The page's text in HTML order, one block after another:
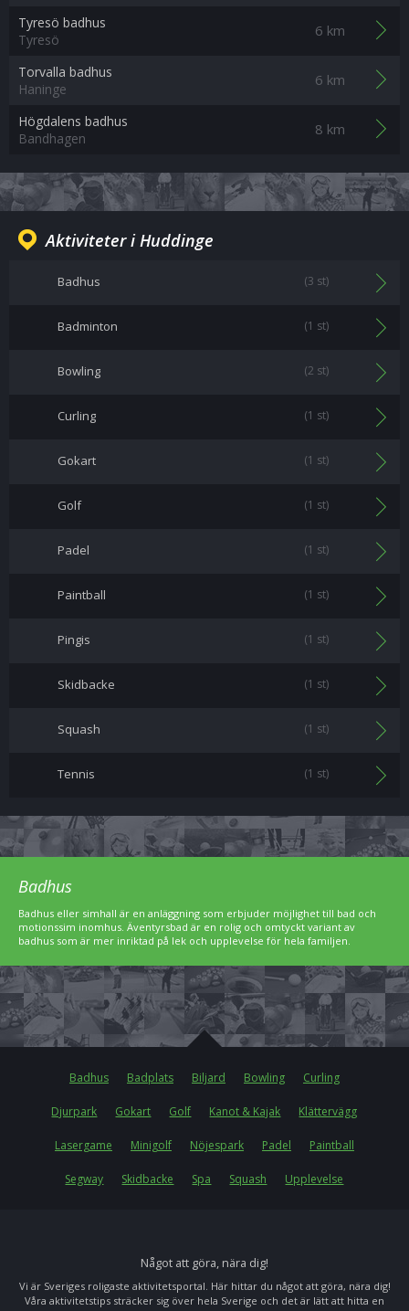
Tyresö badhus
Tyresö
6 km
Torvalla badhus
Haninge
6 km
Högdalens badhus
Bandhagen
8 km
Aktiviteter i Huddinge
Badhus (3 st)
Badminton (1 st)
Bowling (2 st)
Curling (1 st)
Gokart (1 st)
Golf (1 st)
Padel (1 st)
Paintball (1 st)
Pingis (1 st)
Skidbacke (1 st)
Squash (1 st)
Tennis (1 st)
Badhus
Badhus eller simhall är en anläggning som erbjuder möjlighet till bad och
motionssim inomhus. Äventyrsbad är en rolig och omtyckt variant av
badhus som är mer inriktad på lek och upplevelse för hela familjen.
Badhus Badplats Biljard Bowling Curling
Djurpark Gokart Golf Kanot & Kajak Klättervägg
Lasergame Minigolf Nöjespark Padel Paintball
Segway Skidbacke Spa Squash Upplevelse
Något att göra, nära dig!
Vi är Sveriges roligaste aktivitetsportal. Här hittar du något att göra, nära dig!
Våra aktivitetstips sträcker sig över hela Sverige och det är lätt att hitta en